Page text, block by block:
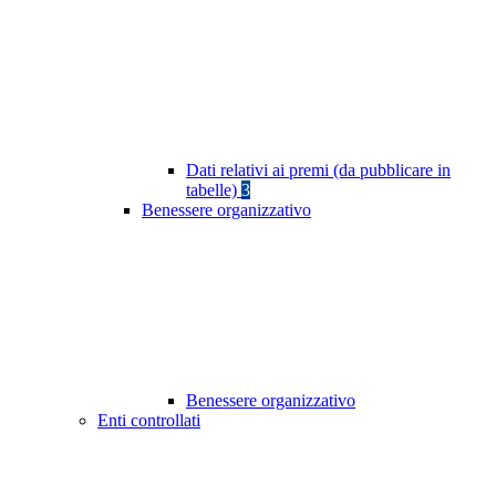
Dati relativi ai premi (da pubblicare in
tabelle) 3
Benessere organizzativo
Benessere organizzativo
Enti controllati